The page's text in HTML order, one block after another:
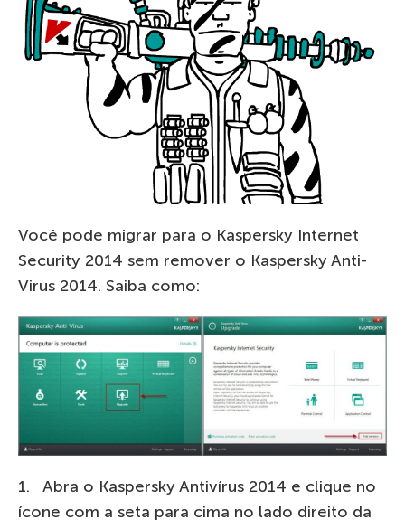
Você pode migrar para o Kaspersky Internet
Security 2014 sem remover o Kaspersky Anti-
Virus 2014. Saiba como:
1. Abra o Kaspersky Antivírus 2014 e clique no
ícone com a seta para cima no lado direito da